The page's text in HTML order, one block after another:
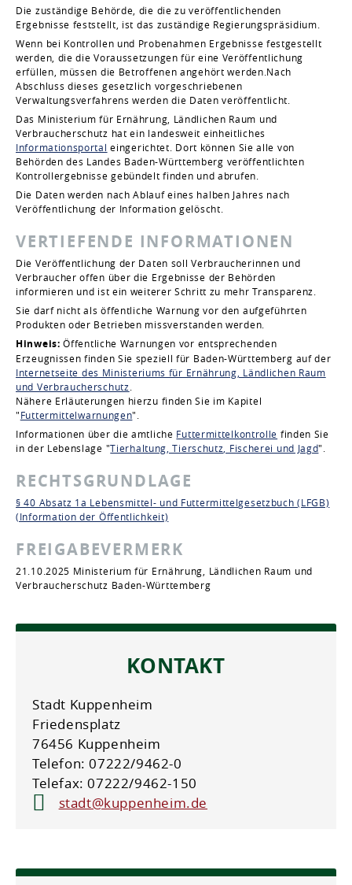
Die zuständige Behörde, die die zu veröffentlichenden
Ergebnisse feststellt, ist das zuständige Regierungspräsidium.
Wenn bei Kontrollen und Probenahmen Ergebnisse festgestellt
werden, die die Voraussetzungen für eine Veröffentlichung
erfüllen, müssen die Betroffenen angehört werden.Nach
Abschluss dieses gesetzlich vorgeschriebenen
Verwaltungsverfahrens werden die Daten veröffentlicht.
Das Ministerium für Ernährung, Ländlichen Raum und
Verbraucherschutz hat ein landesweit einheitliches
Informationsportal eingerichtet. Dort können Sie alle von
Behörden des Landes Baden-Württemberg veröffentlichten
Kontrollergebnisse gebündelt finden und abrufen.
Die Daten werden nach Ablauf eines halben Jahres nach
Veröffentlichung der Information gelöscht.
VERTIEFENDE INFORMATIONEN
Die Veröffentlichung der Daten soll Verbraucherinnen und
Verbraucher offen über die Ergebnisse der Behörden
informieren und ist ein weiterer Schritt zu mehr Transparenz.
Sie darf nicht als öffentliche Warnung vor den aufgeführten
Produkten oder Betrieben missverstanden werden.
Hinweis:Öffentliche Warnungen vor entsprechenden
Erzeugnissen finden Sie speziell für Baden-Württemberg auf der
Internetseite des Ministeriums für Ernährung, Ländlichen Raum
und Verbraucherschutz
Nähere Erläuterungen hierzu finden Sie im Kapitel
"Futtermittelwarnungen".
Informationen über die amtliche Futtermittelkontrolle finden Sie
in der Lebenslage "Tierhaltung, Tierschutz, Fischerei und Jagd".
RECHTSGRUNDLAGE
§ 40 Absatz 1a Lebensmittel- und Futtermittelgesetzbuch (LFGB)
(Information der Öffentlichkeit)
FREIGABEVERMERK
21.10.2025 Ministerium für Ernährung, Ländlichen Raum und
Verbraucherschutz Baden-Württemberg
KONTAKT
Stadt Kuppenheim
Friedensplatz
76456 Kuppenheim
Telefon: 07222/9462-0
Telefax: 07222/9462-150
stadt@kuppenheim.de